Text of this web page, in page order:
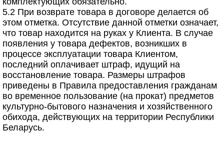
5.2 При возврате товара в договоре делается об
этом отметка. Отсутствие данной отметки означает,
что товар находится на руках у Клиента. В случае
появления у товара дефектов, возникших в
процессе эксплуатации товара Клиентом,
последний оплачивает штраф, идущий на
восстановление товара. Размеры штрафов
приведены в Правила предоставления гражданам
во временное пользование (на прокат) предметов
культурно-бытового назначения и хозяйственного
обихода, действующих на территории Республики
Беларусь.